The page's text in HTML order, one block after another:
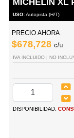
MICHELIN XL
USO:Autopista (H/T)
PRECIO AHORA
$678,728 c/u
IVA INCLUIDO | NO
DISPONIBILIDAD: